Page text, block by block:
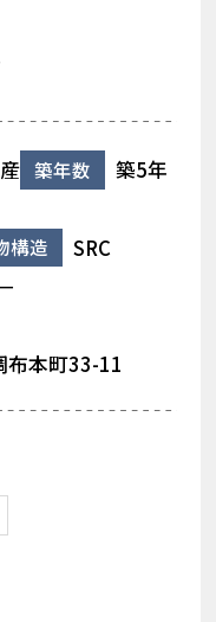
築年数 築5年
構造 SRC
－
布本町33-11